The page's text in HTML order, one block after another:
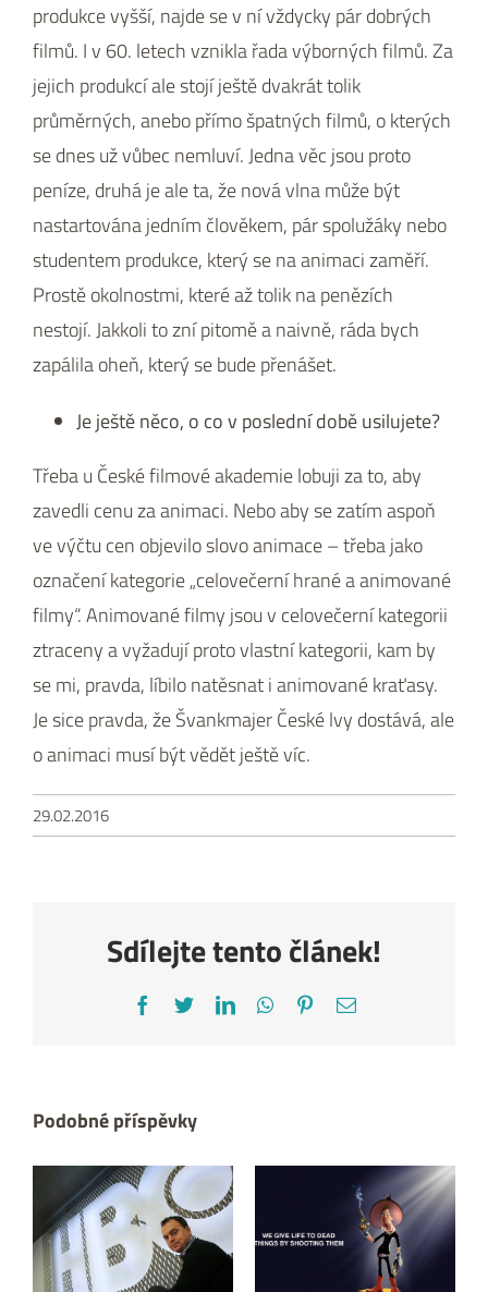
produkce vyšší, najde se v ní vždycky pár dobrých
filmů. I v 60. letech vznikla řada výborných filmů. Za
jejich produkcí ale stojí ještě dvakrát tolik
průměrných, anebo přímo špatných filmů, o kterých
se dnes už vůbec nemluví. Jedna věc jsou proto
peníze, druhá je ale ta, že nová vlna může být
nastartována jedním člověkem, pár spolužáky nebo
studentem produkce, který se na animaci zaměří.
Prostě okolnostmi, které až tolik na penězích
nestojí. Jakkoli to zní pitomě a naivně, ráda bych
zapálila oheň, který se bude přenášet.
Je ještě něco, o co v poslední době usilujete?
Třeba u České filmové akademie lobuji za to, aby
zavedli cenu za animaci. Nebo aby se zatím aspoň
ve výčtu cen objevilo slovo animace – třeba jako
označení kategorie „celovečerní hrané a animované
filmy“. Animované filmy jsou v celovečerní kategorii
ztraceny a vyžadují proto vlastní kategorii, kam by
se mi, pravda, líbilo natěsnat i animované kraťasy.
Je sice pravda, že Švankmajer České lvy dostává, ale
o animaci musí být vědět ještě víc.
29.02.2016
Sdílejte tento článek!
Facebook
TwitterLinkedInWhatsApp
Pinterest
E-
Podobné příspěvky